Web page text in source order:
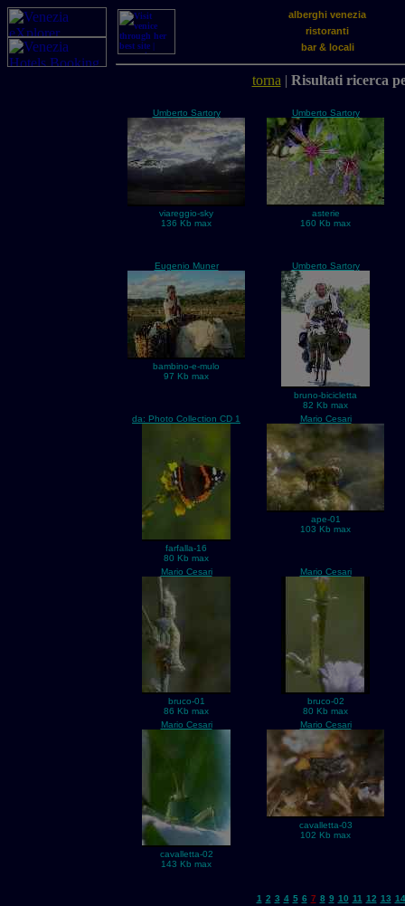
alberghi venezia
ristoranti
bar & locali
torna | Risultati ricerca
Umberto Sartory
viareggio-sky
136 Kb max
Umberto Sartory
asterie
160 Kb max
Eugenio Muner
bambino-e-mulo
97 Kb max
Umberto Sartory
bruno-bicicletta
82 Kb max
da: Photo Collection CD 1
farfalla-16
80 Kb max
Mario Cesari
ape-01
103 Kb max
Mario Cesari
bruco-01
86 Kb max
Mario Cesari
bruco-02
80 Kb max
Mario Cesari
cavalletta-02
143 Kb max
Mario Cesari
cavalletta-03
102 Kb max
1 2 3 4 5 6 7 8 9 10 11 12 13 14